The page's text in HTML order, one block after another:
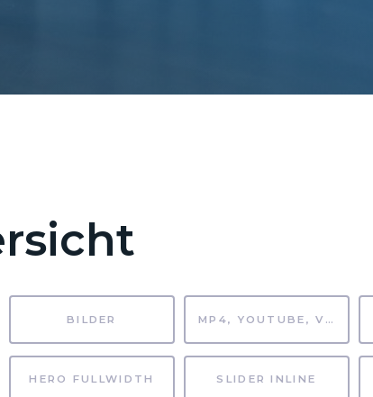
BILDER MP4, YOUTUBE, VIMEO
HERO FULLWIDTH SLIDER INLINE